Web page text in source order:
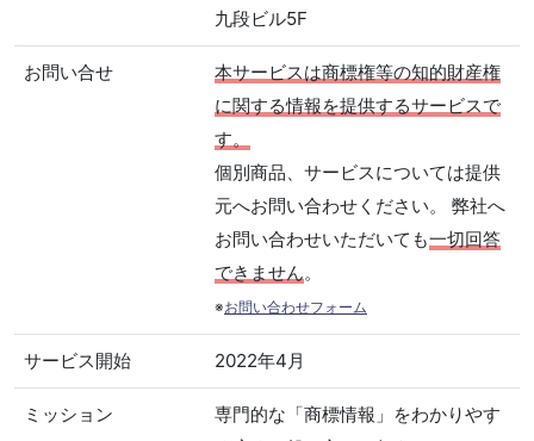
九段ビル5F
お問い合せ
本サービスは商標権等の知的財産権
に関する情報を提供するサービスで
す。
個別商品、サービスについては提供
元へお問い合わせください。 弊社へ
お問い合わせいただいても一切回答
できません。
※お問い合わせフォーム
サービス開始 2022年4月
ミッション
専門的な「商標情報」をわかりやす